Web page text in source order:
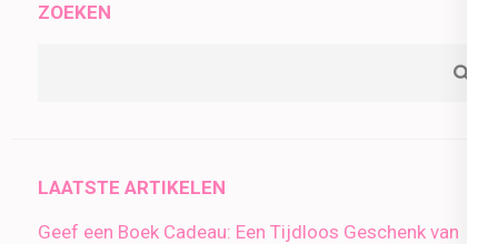
ZOEKEN
LAATSTE ARTIKELEN
Geef een Boek Cadeau: Een Tijdloos Geschenk van